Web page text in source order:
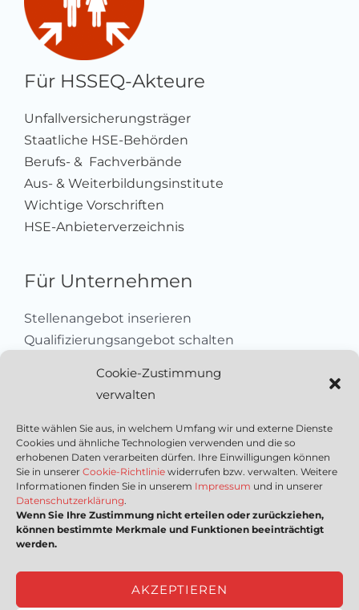
Cookie-Zustimmung
verwalten
Bitte wählen Sie aus, in welchem Umfang wir und externe Dienste
Cookies und ähnliche Technologien verwenden und die so
erhobenen Daten verarbeiten dürfen. Ihre Einwilligungen können
Sie in unserer Cookie-Richtlinie widerrufen bzw. verwalten. Weitere
Informationen finden Sie in unserem Impressum und in unserer
Datenschutzerklärung.
Wenn Sie Ihre Zustimmung nicht erteilen oder zurückziehen,
können bestimmte Merkmale und Funktionen beeinträchtigt
werden.
AKZEPTIEREN
Für HSSEQ-Akteure
Unfallversicherungsträger
Staatliche HSE-Behörden
Berufs- & Fachverbände
Aus- & Weiterbildungsinstitute
Wichtige Vorschriften
HSE-Anbieterverzeichnis
Für Unternehmen
Stellenangebot inserieren
Qualifizierungsangebot schalten
Wichtige Links
Mediadaten
Impressum
Cookie-Richtlinie (EU)